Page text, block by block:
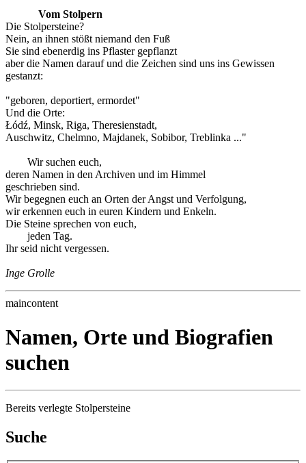
Vom Stolpern
Die Stolpersteine?
Nein, an ihnen stößt niemand den Fuß
Sie sind ebenerdig ins Pflaster gepflanzt
aber die Namen darauf und die Zeichen sind uns ins Gewissen
gestanzt:
"geboren, deportiert, ermordet"
Und die Orte:
Łódź, Minsk, Riga, Theresienstadt,
Auschwitz, Chelmno, Majdanek, Sobibor, Treblinka ..."
Wir suchen euch,
deren Namen in den Archiven und im Himmel
geschrieben sind.
Wir begegnen euch an Orten der Angst und Verfolgung,
wir erkennen euch in euren Kindern und Enkeln.
Die Steine sprechen von euch,
jeden Tag.
Ihr seid nicht vergessen.
Inge Grolle
maincontent
Namen, Orte und Biografien
suchen
Bereits verlegte Stolpersteine
Suche